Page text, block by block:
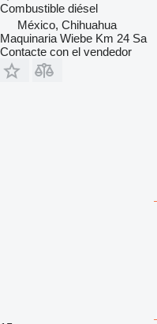
Combustible diésel
México, Chihuahua
Maquinaria Wiebe Km 24 Sa
Contacte con el vendedor